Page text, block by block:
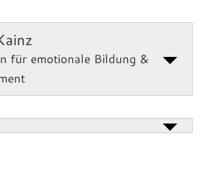
für emotionale Bildung &